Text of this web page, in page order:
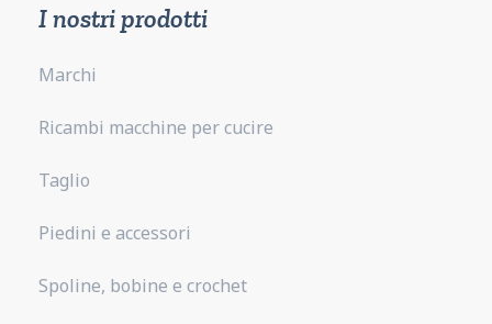
I nostri prodotti
Marchi
Ricambi macchine per cucire
Taglio
Piedini e accessori
Spoline, bobine e crochet